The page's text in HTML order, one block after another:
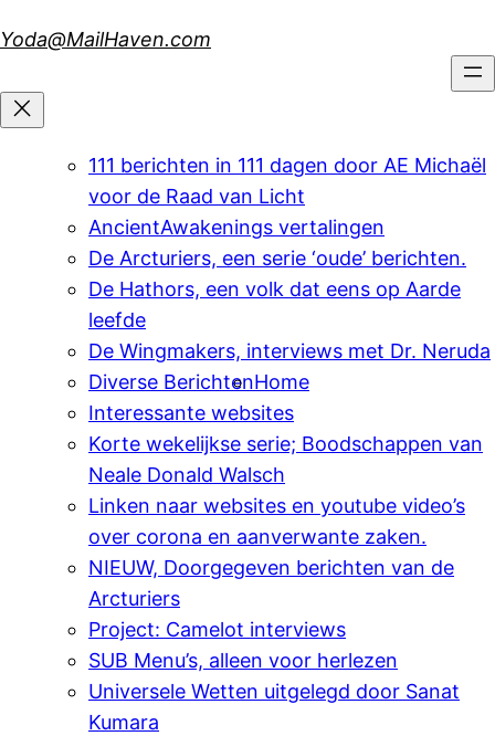
to
Yoda@MailHaven.com
111 berichten in 111 dagen door AE Michaël
voor de Raad van Licht
AncientAwakenings vertalingen
De Arcturiers, een serie ‘oude’ berichten.
De Hathors, een volk dat eens op Aarde
leefde
De Wingmakers, interviews met Dr. Neruda
Diverse BerichtenHome
Interessante websites
Korte wekelijkse serie; Boodschappen van
Neale Donald Walsch
Linken naar websites en youtube video’s
over corona en aanverwante zaken.
NIEUW, Doorgegeven berichten van de
Arcturiers
Project: Camelot interviews
SUB Menu’s, alleen voor herlezen
Universele Wetten uitgelegd door Sanat
Kumara